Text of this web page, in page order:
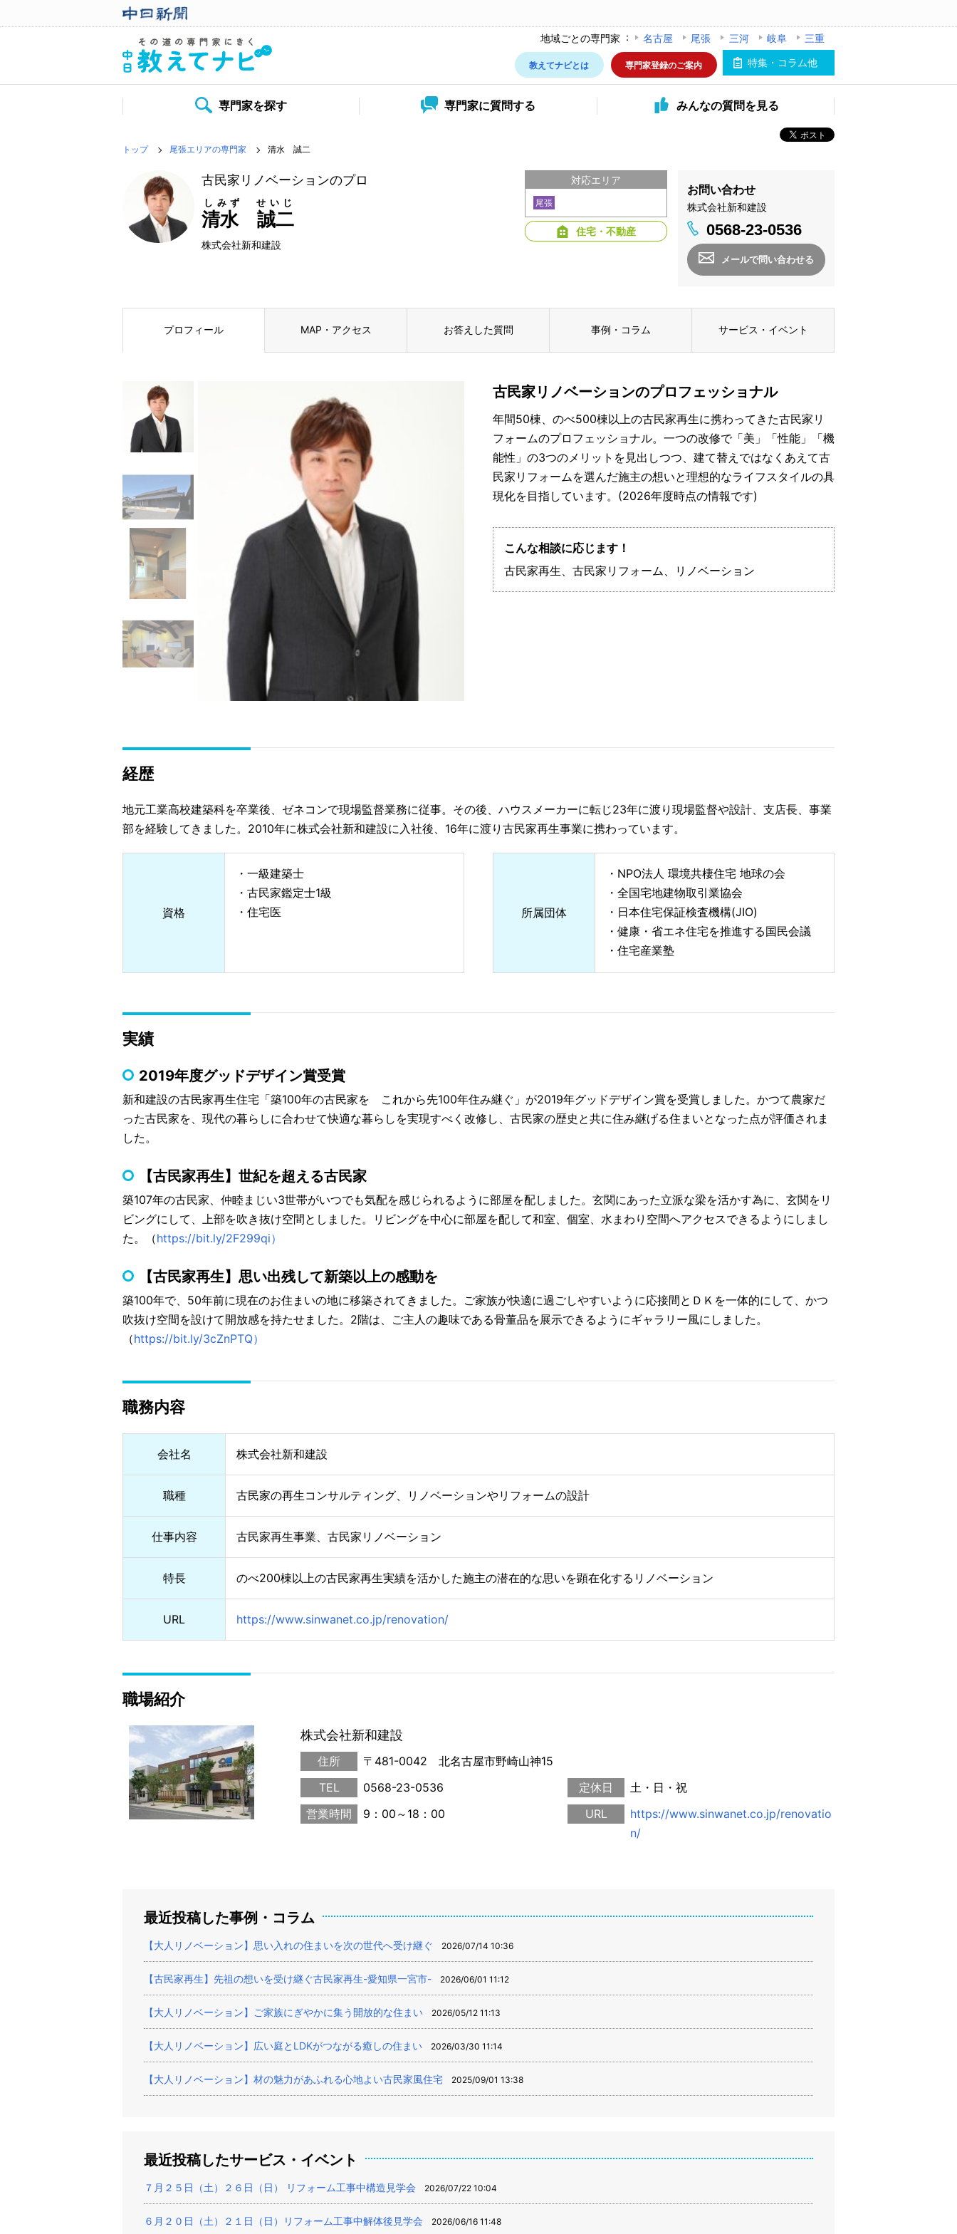
地域ごとの専門家 名古屋 尾張 三河 岐阜
三重
特集・コラム他
教えてナビとは 専門家登録のご案内
専門家を探す 専門家に質問する みんなの質問を見る
トップ 尾張エリアの専門家 清水 誠二
古民家リノベーションのプロ
清水 誠二
しみず せいじ
株式会社新和建設
お問い合わせ
株式会社新和建設
0568-23-0536
メールで問い合わせる
対応エリア
尾張
住宅・不動産
プロフィール MAP・アクセス お答えした質問 事例・コラム サービス・イベント
古民家リノベーションのプロフェッショナル
年間50棟、のべ500棟以上の古民家再生に携わってきた古民家リ
フォームのプロフェッショナル。一つの改修で「美」「性能」「機
能性」の3つのメリットを見出しつつ、建て替えではなくあえて古
民家リフォームを選んだ施主の想いと理想的なライフスタイルの具
現化を目指しています。(2026年度時点の情報です)
こんな相談に応じます！
古民家再生、古民家リフォーム、リノベーション
経歴
地元工業高校建築科を卒業後、ゼネコンで現場監督業務に従事。その後、ハウスメーカーに転じ23年に渡り現場監督や設計、支店長、事業
部を経験してきました。2010年に株式会社新和建設に入社後、16年に渡り古民家再生事業に携わっています。
資格
・一級建築士
・古民家鑑定士1級
・住宅医
所属団体
・NPO法人 環境共棲住宅 地球の会
・全国宅地建物取引業協会
・日本住宅保証検査機構(JIO)
・健康・省エネ住宅を推進する国民会議
・住宅産業塾
実績
2019年度グッドデザイン賞受賞
新和建設の古民家再生住宅「築100年の古民家を これから先100年住み継ぐ」が2019年グッドデザイン賞を受賞しました。かつて農家だ
った古民家を、現代の暮らしに合わせて快適な暮らしを実現すべく改修し、古民家の歴史と共に住み継げる住まいとなった点が評価されま
した。
【古民家再生】世紀を超える古民家
築107年の古民家、仲睦まじい3世帯がいつでも気配を感じられるように部屋を配しました。玄関にあった立派な梁を活かす為に、玄関をリ
ビングにして、上部を吹き抜け空間としました。リビングを中心に部屋を配して和室、個室、水まわり空間へアクセスできるようにしまし
た。（https://bit.ly/2F299qi）
【古民家再生】思い出残して新築以上の感動を
築100年で、50年前に現在のお住まいの地に移築されてきました。ご家族が快適に過ごしやすいように応接間とＤＫを一体的にして、かつ
吹抜け空間を設けて開放感を持たせました。2階は、ご主人の趣味である骨董品を展示できるようにギャラリー風にしました。
（https://bit.ly/3cZnPTQ）
職務内容
会社名 株式会社新和建設
職種 古民家の再生コンサルティング、リノベーションやリフォームの設計
仕事内容 古民家再生事業、古民家リノベーション
特長 のべ200棟以上の古民家再生実績を活かした施主の潜在的な思いを顕在化するリノベーション
URL https://www.sinwanet.co.jp/renovation/
職場紹介
株式会社新和建設
住所
〒481-0042 北名古屋市野崎山神15
TEL
0568-23-0536 定休日
土・日・祝
営業時間
9：00～18：00 URL
https://www.sinwanet.co.jp/renovatio
n/
最近投稿した事例・コラム
【大人リノベーション】思い入れの住まいを次の世代へ受け継ぐ 2026/07/14 10:36
【古民家再生】先祖の想いを受け継ぐ古民家再生-愛知県一宮市- 2026/06/01 11:12
【大人リノベーション】ご家族にぎやかに集う開放的な住まい 2026/05/12 11:13
【大人リノベーション】広い庭とLDKがつながる癒しの住まい 2026/03/30 11:14
【大人リノベーション】材の魅力があふれる心地よい古民家風住宅 2025/09/01 13:38
最近投稿したサービス・イベント
７月２５日（土）２６日（日） リフォーム工事中構造見学会 2026/07/22 10:04
６月２０日（土）２１日（日）リフォーム工事中解体後見学会 2026/06/16 11:48